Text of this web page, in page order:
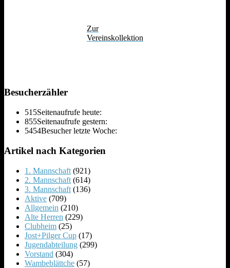
Zur
Vereinskollektion
Besucherzähler
515Seitenaufrufe heute:
855Seitenaufrufe gestern:
5454Besucher letzte Woche:
Artikel nach Kategorien
1. Mannschaft (921)
2. Mannschaft (614)
3. Mannschaft (136)
Aktive (709)
Allgemein (210)
Alte Herren (229)
Clubheim (25)
Jost+Pilger Cup (17)
Jugendabteilung (299)
Vorstand (304)
Wambeblättche (57)